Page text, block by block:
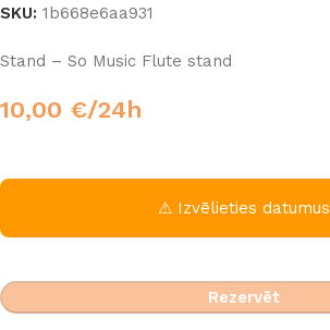
SKU: 1b668e6aa931
Stand – So Music Flute stand
10,00 €/24h
⚠ Izvēlieties datumus
Rezervēt